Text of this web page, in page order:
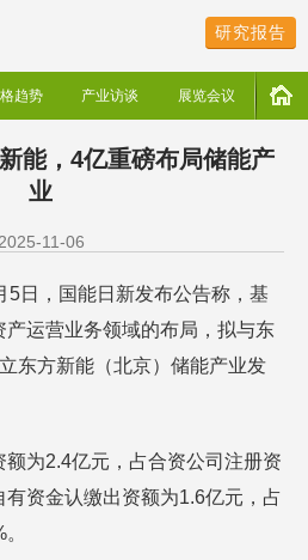
研究报告
趋势 产业访谈 展览会议
能，4亿重磅布局储能产
业
2025-11-06
5日，国能日新发布公告称，基
运营业务领域的布局，拟与东
东方新能（北京）储能产业发
为2.4亿元，占合资公司注册资
资金认缴出资额为1.6亿元，占